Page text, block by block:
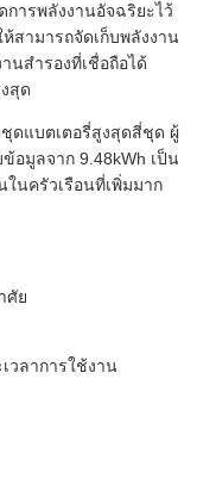
ารพลังงานอัจฉริยะไว้
สามารถจัดเก็บพลังงาน
นสำรองที่เชื่อถือได้
สุด
ดแบตเตอรี่สูงสุดสี่ชุด ผู้
อมูลจาก 9.48kWh เป็น
ในครัวเรือนที่เพิ่มมาก
ศัย
วลาการใช้งาน